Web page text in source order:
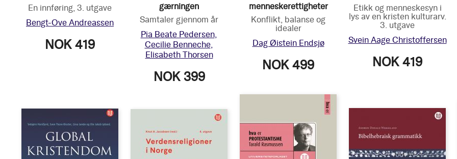
En innføring, 3. utgave
Bengt-Ove Andreassen
NOK 419
gærningen
Samtaler gjennom år
Pia Beate Pedersen
Cecilie Benneche
Elisabeth Thorsen
NOK 399
menneskerettigheter
Konflikt, balanse og
idealer
Dag Øistein Endsjø
NOK 499
Etikk og menneskesyn i
lys av en kristen kulturarv.
3. utgave
Svein Aage Christoffersen
NOK 419